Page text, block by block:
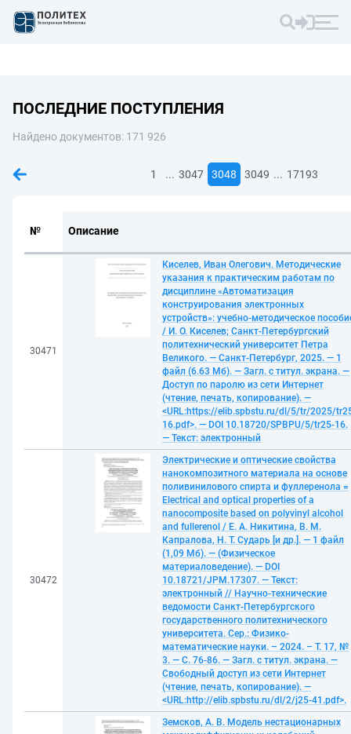
ПОСЛЕДНИЕ ПОСТУПЛЕНИЯ
Найдено документов: 171 926
1 ... 3047 3048 3049 ... 17193
№ Описание
30471
Киселев, Иван Олегович. Методические
указания к практическим работам по
дисциплине «Автоматизация
конструирования электронных
устройств»: учебно-методическое
/ И. О. Киселев; Санкт-Петербургский
политехнический университет Петра
Великого. — Санкт-Петербург, 2025. — 1
файл (6.63 Мб). — Загл. с титул. экрана. —
Доступ по паролю из сети Интернет
(чтение, печать, копирование). —
<URL:https://elib.spbstu.ru/dl/5/tr/2025/
16.pdf>. — DOI 10.18720/SPBPU/5/tr25-16.
— Текст: электронный
30472
Электрические и оптические свойства
нанокомпозитного материала на основе
поливинилового спирта и фуллеренола =
Electrical and optical properties of a
nanocomposite based on polyvinyl alcohol
and fullerenol / Е. А. Никитина, В. М.
Капралова, Н. Т. Сударь [и др.]. — 1 файл
(1,09 Мб). — (Физическое
материаловедение). — DOI
10.18721/JPM.17307. — Текст:
электронный // Научно-технические
ведомости Санкт-Петербургского
государственного политехнического
университета. Сер.: Физико-
математические науки. – 2024. – Т. 17, №
3. — С. 76-86. — Загл. с титул. экрана. —
Свободный доступ из сети Интернет
(чтение, печать, копирование). —
<URL:http://elib.spbstu.ru/dl/2/j25-41.pdf>.
Земсков, А. В. Модель нестационарных